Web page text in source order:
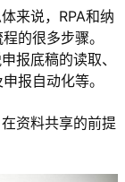
来说，RPA和纳
的很多步骤。
报底稿的读取、
报自动化等。
资料共享的前提